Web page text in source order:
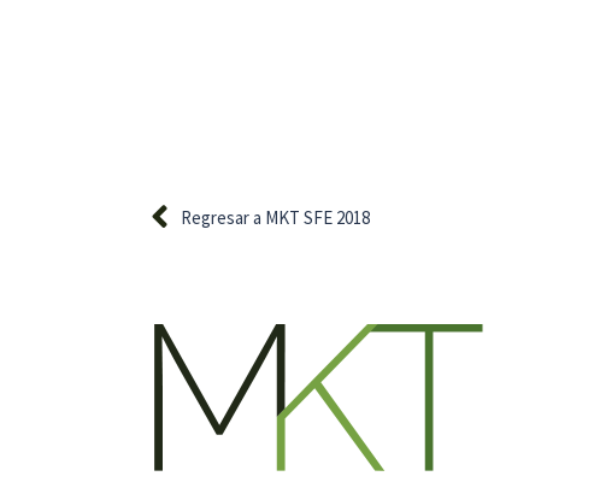
Regresar a MKT SFE 2018